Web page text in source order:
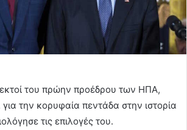
του πρώην προέδρου των ΗΠΑ,
για την κορυφαία πεντάδα στην ιστορία
τις επιλογές του.